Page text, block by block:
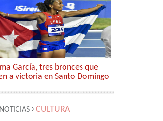
García, tres bronces que
a victoria en Santo Domingo
NOTICIAS CULTURA